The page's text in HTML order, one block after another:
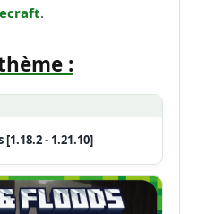
.
:
- 1.21.10]